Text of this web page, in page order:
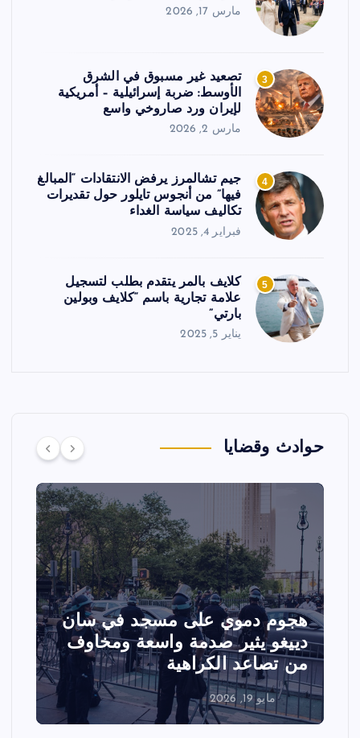
مارس 17, 2026
3
تصعيد غير مسبوق في الشرق
الأوسط: ضربة إسرائيلية – أمريكية
لإيران ورد صاروخي واسع
مارس 2, 2026
4
جيم تشالمرز يرفض الانتقادات “المبالغ
فيها” من أنجوس تايلور حول تقديرات
تكاليف سياسة الغداء
فبراير 4, 2025
5
كلايف بالمر يتقدم بطلب لتسجيل
علامة تجارية باسم “كلايف وبولين
بارتي”
يناير 5, 2025
حوادث وقضايا
هجوم دموي على مسجد في سان
دييغو يثير صدمة واسعة ومخاوف
من تصاعد الكراهية
مايو 19, 2026